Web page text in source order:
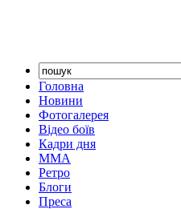
Головна
Новини
Фотогалерея
Відео боїв
Кадри дня
ММА
Ретро
Блоги
Преса